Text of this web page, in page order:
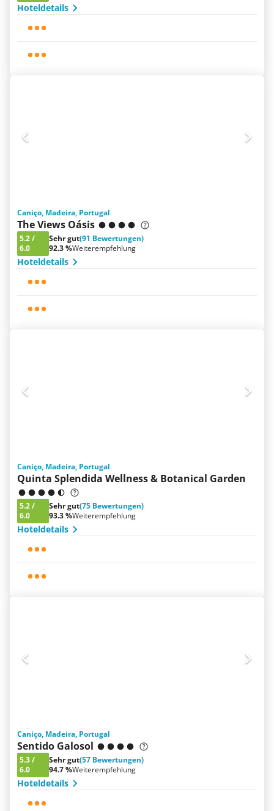
Hoteldetails
Caniço, Madeira, Portugal
The Views Oásis
5.2/
6.0
Sehr gut(91 Bewertungen)
92.3 %Weiterempfehlung
Hoteldetails
Caniço, Madeira, Portugal
Quinta Splendida Wellness & Botanical Garden
5.2/
6.0
Sehr gut(75 Bewertungen)
93.3 %Weiterempfehlung
Hoteldetails
Caniço, Madeira, Portugal
Sentido Galosol
5.3/
6.0
Sehr gut(57 Bewertungen)
94.7 %Weiterempfehlung
Hoteldetails